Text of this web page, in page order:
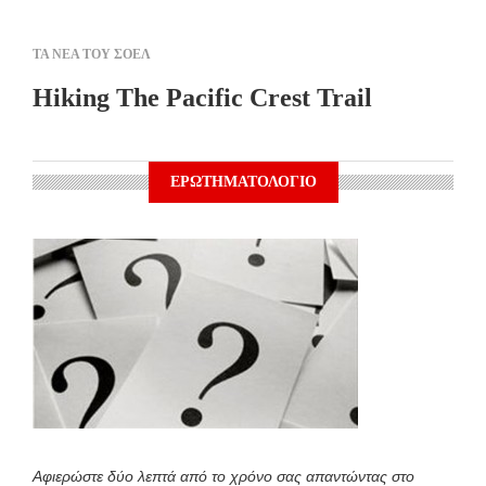
ΤΑ ΝΕΑ ΤΟΥ ΣΟΕΛ
Hiking The Pacific Crest Trail
ΕΡΩΤΗΜΑΤΟΛΟΓΙΟ
Αφιερώστε δύο λεπτά από το χρόνο σας απαντώντας στο